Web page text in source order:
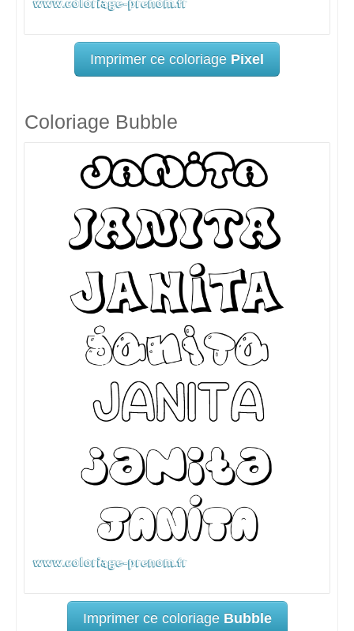
Imprimer ce coloriage Pixel
Coloriage Bubble
Imprimer ce coloriage Bubble